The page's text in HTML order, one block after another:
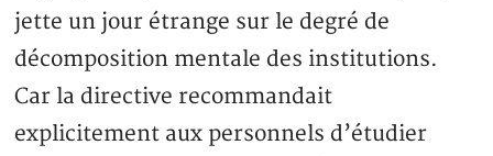
jette un jour étrange sur le degré de
décomposition mentale des institutions.
Car la directive recommandait
explicitement aux personnels d’étudier